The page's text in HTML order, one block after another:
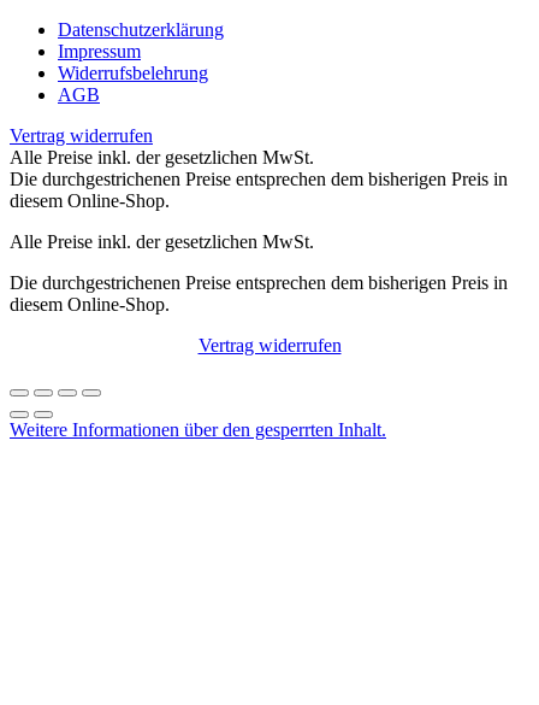
Datenschutzerklärung
Impressum
Widerrufsbelehrung
AGB
Vertrag widerrufen
Alle Preise inkl. der gesetzlichen MwSt.
Die durchgestrichenen Preise entsprechen dem bisherigen Preis in
diesem Online-Shop.
Alle Preise inkl. der gesetzlichen MwSt.
Die durchgestrichenen Preise entsprechen dem bisherigen Preis in
diesem Online-Shop.
Vertrag widerrufen
Weitere Informationen über den gesperrten Inhalt.